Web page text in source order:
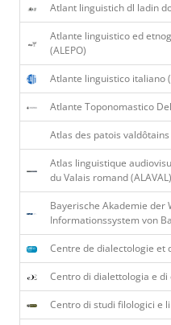
Atlant linguistich dl ladin
Atlante linguistico ed
(ALEPO)
Atlante linguistico italiano
Atlante Toponomastico
Atlas des patois valdôtains
Atlas linguistique
du Valais romand (ALAVAL)
Bayerische Akademie der
Informationssystem von
Centre de dialectologie et
Centro di dialettologia e di
Centro di studi filologici e